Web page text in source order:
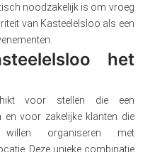
noodzakelijk is om vroeg
van Kasteelelsloo als een
het
voor stellen die een
voor zakelijke klanten die
organiseren met
Deze unieke combinatie